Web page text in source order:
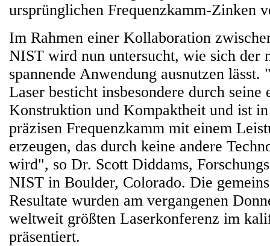
ursprünglichen Frequenzkamm-Zinken
Im Rahmen einer Kollaboration
NIST wird nun untersucht, wie sich der
spannende Anwendung ausnutzen
Laser besticht insbesondere durch seine
Konstruktion und Kompaktheit und ist
präzisen Frequenzkamm mit einem
erzeugen, das durch keine andere
wird", so Dr. Scott Diddams,
NIST in Boulder, Colorado. Die
Resultate wurden am vergangenen
weltweit größten Laserkonferenz im
präsentiert.